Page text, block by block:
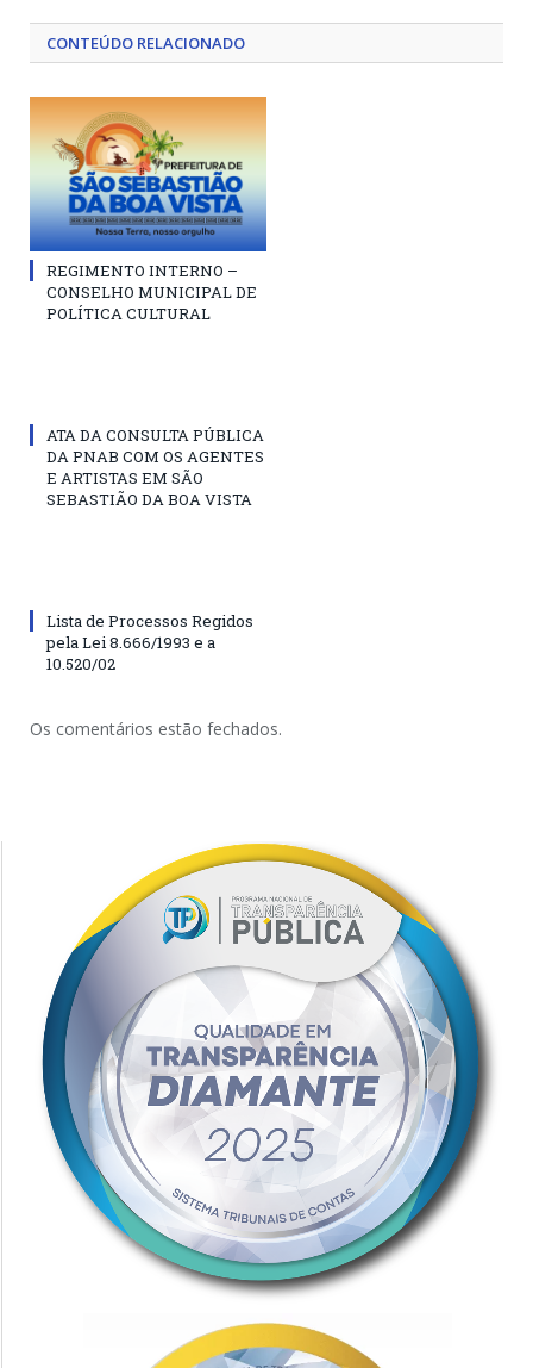
CONTEÚDO RELACIONADO
REGIMENTO INTERNO –
CONSELHO MUNICIPAL DE
POLÍTICA CULTURAL
ATA DA CONSULTA PÚBLICA
DA PNAB COM OS AGENTES
E ARTISTAS EM SÃO
SEBASTIÃO DA BOA VISTA
Lista de Processos Regidos
pela Lei 8.666/1993 e a
10.520/02
Os comentários estão fechados.